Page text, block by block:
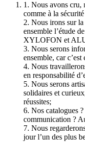
1. Nous avons cru,
comme à la
2. Nous irons sur
ensemble l’étude
XYLOFON et
3. Nous serons
ensemble, car
4. Nous
en responsabilité
5. Nous serons
solidaires et
réussites;
6. Nos catalogues
communication ?
7. Nous
jour l’un des plus